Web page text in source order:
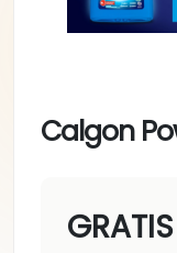
Calgon